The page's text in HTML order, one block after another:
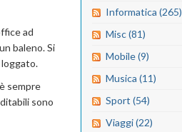
ad
baleno. Si
sempre
sono
Informatica (265)
Misc (81)
Mobile (9)
Musica (11)
Sport (54)
Viaggi (22)